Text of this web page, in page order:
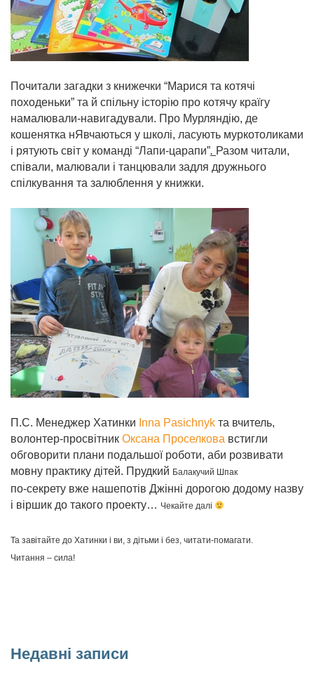
Почитали загадки з книжечки “Марися та котячі
походеньки” та й спільну історію про котячу країгу
намалювали-навигадували. Про Мурляндію, де
кошенятка нЯвчаються у школі, ласують муркотоликами
і рятують світ у команді “Лапи-царапи”. Разом читали,
співали, малювали і танцювали задля дружнього
спілкування та залюблення у книжки.
П.С. Менеджер Хатинки Inna Pasichnyk та вчитель,
волонтер-просвітник Оксана Проселкова встигли
обговорити плани подальшої роботи, аби розвивати
мовну практику дітей. Прудкий Балакучий Шпак
по-секрету вже нашепотів Джінні дорогою додому назву
і віршик до такого проекту… Чекайте далі
Та завітайте до Хатинки і ви, з дітьми і без, читати-помагати.
Читання – сила!
Недавні записи